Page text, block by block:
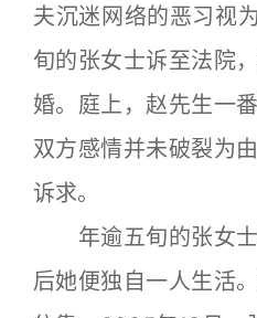
夫沉迷网络的恶习视
旬的张女士诉至法院
婚。庭上，赵先生一
双方感情并未破裂为
诉求。
年逾五旬的张女士
后她便独自一人生活